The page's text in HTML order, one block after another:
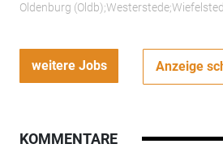
Oldenburg
weitere Jobs Anzeige
KOMMENTARE